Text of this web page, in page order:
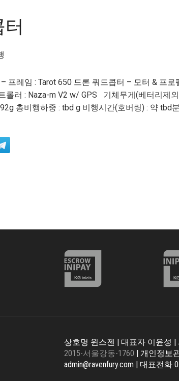
터
레임 : Tarot 650 드론 쿼드콥터 – 모터 & 프로
롤러 : Naza-m V2 w/ GPS 기체무게(베터리제
총비행하중 : tbd g 비행시간(호버링) : 약 tbd
상호명 윈스젠 | 대표자 이윤성 |
2015-서울강동-1760 | 개인정보
admin@ravenfury.com | 대표전화